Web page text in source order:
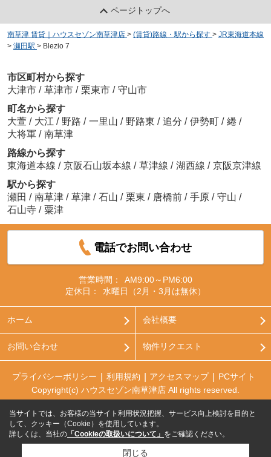
ページトップへ
南草津 賃貸｜ハウスセゾン南草津店 > (賃貸)路線・駅から探す > JR東海道本線
> 瀬田駅 > Blezio 7
市区町村から探す
大津市 / 草津市 / 栗東市 / 守山市
町名から探す
大萱 / 大江 / 野路 / 一里山 / 野路東 / 追分 / 伊勢町 / 綣 /
大将軍 / 南草津
路線から探す
東海道本線 / 京阪石山坂本線 / 草津線 / 湖西線 / 京阪京津線
駅から探す
瀬田 / 南草津 / 草津 / 石山 / 栗東 / 唐橋前 / 手原 / 守山 /
石山寺 / 粟津
電話でお問い合わせ
営業時間：
AM9:00～PM6:00
定休日：
水曜日（2月・3月は無休）
ホーム 会社概要
お問い合わせ 物件リクエスト
プライバシーポリシー 利用規約 アクセスマップ
PCサイト
Copyright(c) ハウスセゾン南草津店 All rights reserved.
当サイトでは、お客様の当サイト利用状況把握、サービス向上検討を目的と
して、クッキー（Cookie）を使用しています。
詳しくは、当社の 「Cookieの取扱いについて」 をご確認ください。
閉じる